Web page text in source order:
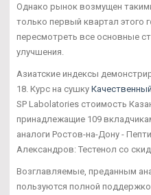
Однако рынок возмущен
только первый квартал этого
пересмотреть все основные
улучшения.
Азиатские индексы
18. Курс на сушку
SP Labolatories стоимость
принадлежащие 109
аналоги Ростов-на-Дону -
Александров: Тестенол со
Возглавляемые, преданным
пользуются полной